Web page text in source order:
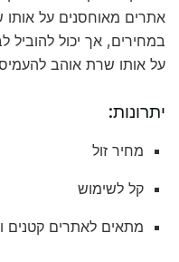
אתרים מאוחסנים על
במחירים, אך יכול
על אותו שרת אוהב
יתרונות:
מחיר זול
קל לשימוש
מתאים לאתרים קטנים